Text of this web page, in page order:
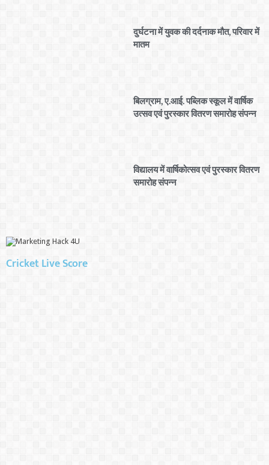
दुर्घटना में युवक की दर्दनाक मौत, परिवार में
मातम
बिलग्राम, ए.आई. पब्लिक स्कूल में वार्षिक
उत्सव एवं पुरस्कार वितरण समारोह संपन्न
विद्यालय में वार्षिकोत्सव एवं पुरस्कार वितरण
समारोह संपन्न
Cricket Live Score